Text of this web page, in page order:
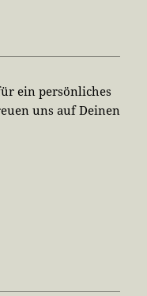
ein persönliches
uns auf Deinen